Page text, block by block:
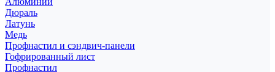
Дюраль
Латунь
Медь
Профнастил и сэндвич-панели
Гофрированный лист
Профнастил